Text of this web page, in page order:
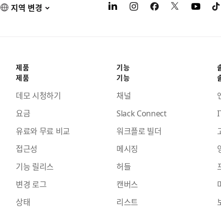
지역 변경
제품
제품
데모 시청하기
요금
유료와 무료 비교
접근성
기능 릴리스
변경 로그
상태
기능
기능
채널
Slack Connect
워크플로 빌더
메시징
허들
캔버스
리스트